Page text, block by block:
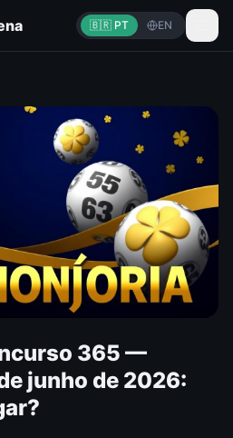
🇧🇷 PT EN
365 —
junho de 2026: